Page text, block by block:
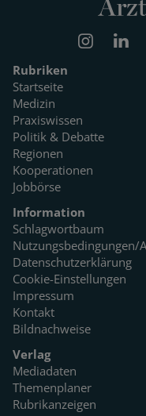
Rubriken
Startseite
Medizin
Praxiswissen
Politik & Debatte
Regionen
Kooperationen
Jobbörse
Information
Schlagwortbaum
Nutzungsbedingungen/
Datenschutzerklärung
Cookie-Einstellungen
Impressum
Kontakt
Bildnachweise
Verlag
Mediadaten
Themenplaner
Rubrikanzeigen